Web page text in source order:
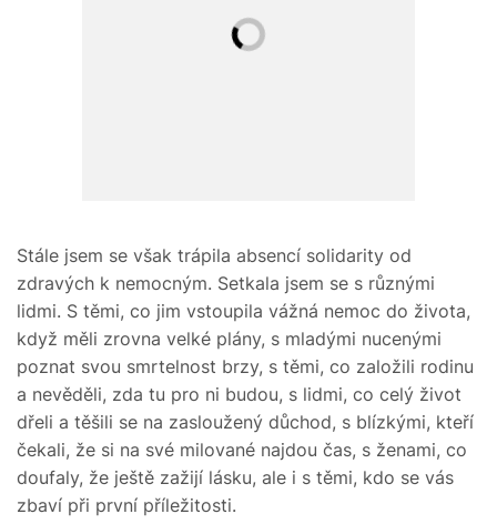
Stále jsem se však trápila absencí solidarity od
zdravých k nemocným. Setkala jsem se s různými
lidmi. S těmi, co jim vstoupila vážná nemoc do života,
když měli zrovna velké plány, s mladými nucenými
poznat svou smrtelnost brzy, s těmi, co založili rodinu
a nevěděli, zda tu pro ni budou, s lidmi, co celý život
dřeli a těšili se na zasloužený důchod, s blízkými, kteří
čekali, že si na své milované najdou čas, s ženami, co
doufaly, že ještě zažijí lásku, ale i s těmi, kdo se vás
zbaví při první příležitosti.